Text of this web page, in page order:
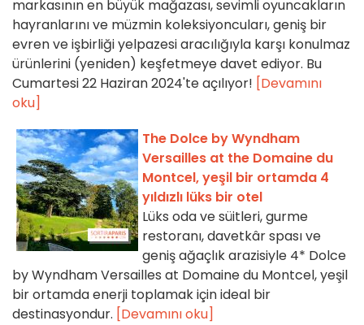
markasının en büyük mağazası, sevimli oyuncakların
hayranlarını ve müzmin koleksiyoncuları, geniş bir
evren ve işbirliği yelpazesi aracılığıyla karşı konulmaz
ürünlerini (yeniden) keşfetmeye davet ediyor. Bu
Cumartesi 22 Haziran 2024'te açılıyor! [Devamını
oku]
The Dolce by Wyndham
Versailles at the Domaine du
Montcel, yeşil bir ortamda 4
yıldızlı lüks bir otel
Lüks oda ve süitleri, gurme
restoranı, davetkâr spası ve
geniş ağaçlık arazisiyle 4* Dolce
by Wyndham Versailles at Domaine du Montcel, yeşil
bir ortamda enerji toplamak için ideal bir
destinasyondur. [Devamını oku]